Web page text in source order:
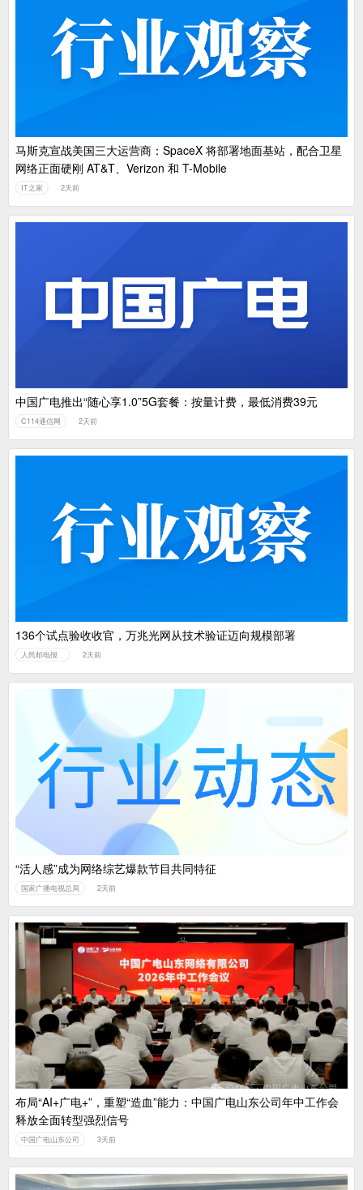
马斯克宣战美国三大运营商：SpaceX 将部署地面基站，配合卫星
网络正面硬刚 AT&T、Verizon 和 T-Mobile
IT之家 2天前
中国广电推出“随心享1.0”5G套餐：按量计费，最低消费39元
C114通信网 2天前
136个试点验收收官，万兆光网从技术验证迈向规模部署
人民邮电报 2天前
“活人感”成为网络综艺爆款节目共同特征
国家广播电视总局 2天前
布局“AI+广电+”，重塑“造血”能力：中国广电山东公司年中工作会
释放全面转型强烈信号
中国广电山东公司 3天前